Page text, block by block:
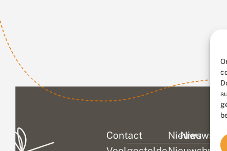
Contact
Nieuws